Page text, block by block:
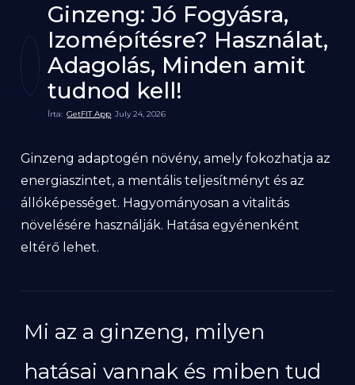
Ginzeng: Jó Fogyásra,
Izomépítésre? Használat,
Adagolás, Minden amit
tudnod kell!
Írta: GetFIT App July 24, 2026
Ginzeng adaptogén növény, amely fokozhatja az
energiaszintet, a mentális teljesítményt és az
állóképességet. Hagyományosan a vitalitás
növelésére használják. Hatása egyénenként
eltérő lehet.
Mi az a ginzeng, milyen
hatásai vannak és miben tud